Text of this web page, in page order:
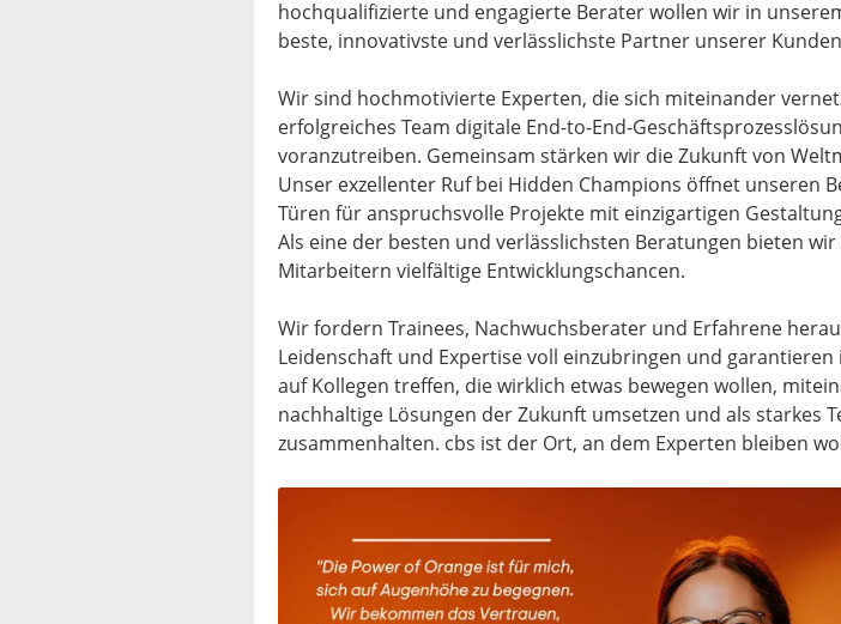
hochqualifizierte und engagierte Berater wollen wir in
beste, innovativste und verlässlichste Partner unserer
Wir sind hochmotivierte Experten, die sich miteinander
erfolgreiches Team digitale End-to-End-
voranzutreiben. Gemeinsam stärken wir die Zukunft von
Unser exzellenter Ruf bei Hidden Champions öffnet unseren
Türen für anspruchsvolle Projekte mit einzigartigen
Als eine der besten und verlässlichsten Beratungen bieten
Mitarbeitern vielfältige Entwicklungschancen.
Wir fordern Trainees, Nachwuchsberater und Erfahrene
Leidenschaft und Expertise voll einzubringen und garantieren
auf Kollegen treffen, die wirklich etwas bewegen wollen,
nachhaltige Lösungen der Zukunft umsetzen und als starkes
zusammenhalten. cbs ist der Ort, an dem Experten bleiben